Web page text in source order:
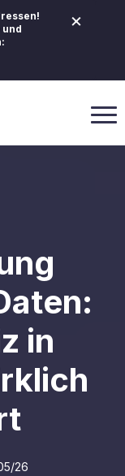
und
×
in
26